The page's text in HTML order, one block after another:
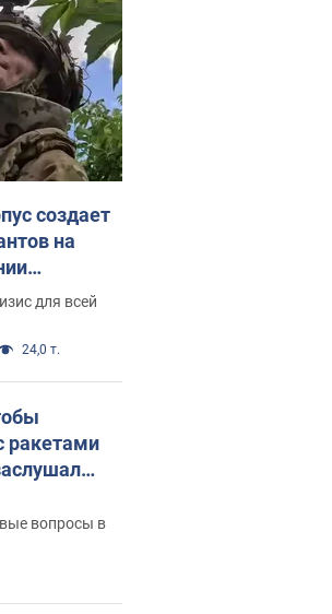
создает
на
как это
для всей
24,0 т.
ракетами
о
вопросы в